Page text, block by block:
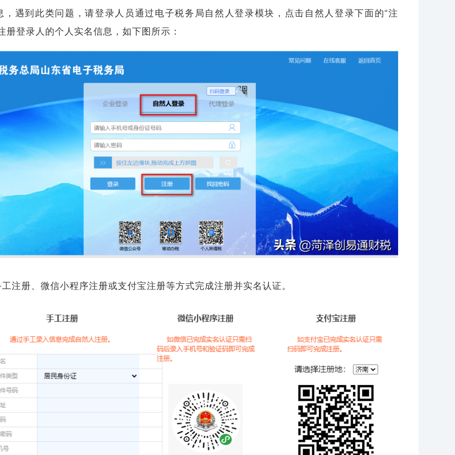
，遇到此类问题，请登录人员通过电子税务局自然人登录模块，点击自然人登录下面的“注
册登录人的个人实名信息，如下图所示：
注册、微信小程序注册或支付宝注册等方式完成注册并实名认证。